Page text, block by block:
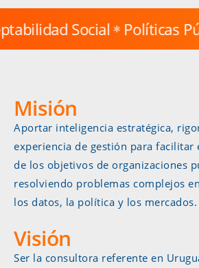
Social Políticas Públicas
Misión
Aportar inteligencia estratégica,
experiencia de gestión para
de los objetivos de organizaciones
resolviendo problemas complejos
los datos, la política y los mercados.
Visión
Ser la consultora referente en